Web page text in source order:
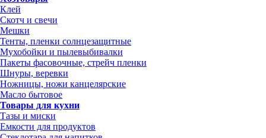
Клей
Скотч и свечи
Мешки
Тенты, пленки солнцезащитные
Мухобойки и пылевыбивалки
Пакеты фасовочные, стрейч пленки
Шнуры, веревки
Ножницы, ножи канцелярские
Масло бытовое
Товары для кухни
Тазы и миски
Емкости для продуктов